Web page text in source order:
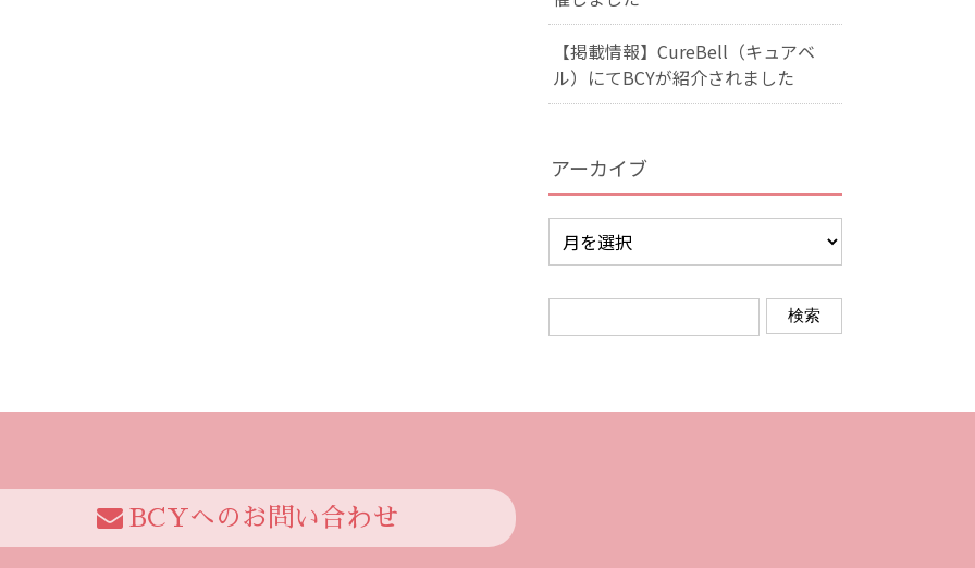
【掲載情報】CureBell（キュアベ
ル）にてBCYが紹介されました
アーカイブ
BCYへのお問い合わせ